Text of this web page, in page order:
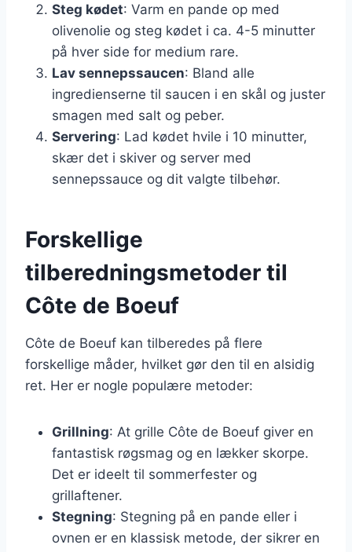
Steg kødet: Varm en pande op med
olivenolie og steg kødet i ca. 4-5 minutter
på hver side for medium rare.
Lav sennepssaucen: Bland alle
ingredienserne til saucen i en skål og juster
smagen med salt og peber.
Servering: Lad kødet hvile i 10 minutter,
skær det i skiver og server med
sennepssauce og dit valgte tilbehør.
Forskellige
tilberedningsmetoder til
Côte de Boeuf
Côte de Boeuf kan tilberedes på flere
forskellige måder, hvilket gør den til en alsidig
ret. Her er nogle populære metoder:
Grillning: At grille Côte de Boeuf giver en
fantastisk røgsmag og en lækker skorpe.
Det er ideelt til sommerfester og
grillaftener.
Stegning: Stegning på en pande eller i
ovnen er en klassisk metode, der sikrer en